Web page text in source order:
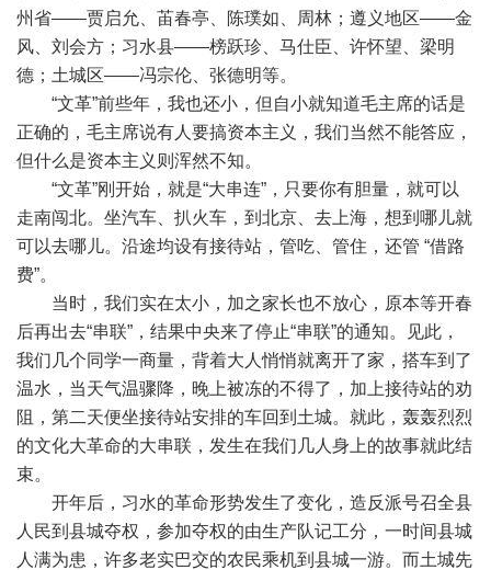
州省——贾启允、苖春亭、陈璞如、周林；遵义地区——金
风、刘会方；习水县——榜跃珍、马仕臣、许怀望、梁明
德；土城区——冯宗伦、张德明等。
“文革”前些年，我也还小，但自小就知道毛主席的话是
正确的，毛主席说有人要搞资本主义，我们当然不能答应，
但什么是资本主义则浑然不知。
“文革”刚开始，就是“大串连”，只要你有胆量，就可以
走南闯北。坐汽车、扒火车，到北京、去上海，想到哪儿就
可以去哪儿。沿途均设有接待站，管吃、管住，还管 “借路
费”。
当时，我们实在太小，加之家长也不放心，原本等开春
后再出去“串联”，结果中央来了停止“串联”的通知。见此，
我们几个同学一商量，背着大人悄悄就离开了家，搭车到了
温水，当天气温骤降，晚上被冻的不得了，加上接待站的劝
阻，第二天便坐接待站安排的车回到土城。就此，轰轰烈烈
的文化大革命的大串联，发生在我们几人身上的故事就此结
束。
开年后，习水的革命形势发生了变化，造反派号召全县
人民到县城夺权，参加夺权的由生产队记工分，一时间县城
人满为患，许多老实巴交的农民乘机到县城一游。而土城先